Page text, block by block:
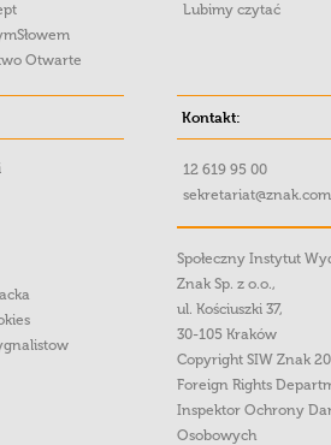
Otwarte
Lubimy czytać
Kontakt:
12 619 95 00
Społeczny Instytut
Znak Sp. z o.o.,
ul. Kościuszki 37,
30-105 Kraków
Copyright SIW Znak
Foreign Rights
Inspektor Ochrony
Osobowych